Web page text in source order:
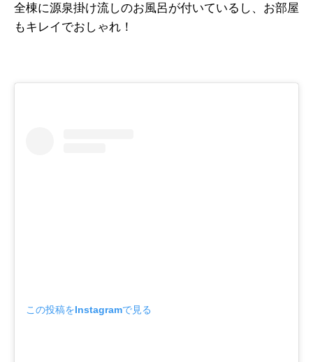
全棟に源泉掛け流しのお風呂が付いているし、お部屋
もキレイでおしゃれ！
この投稿をInstagramで見る